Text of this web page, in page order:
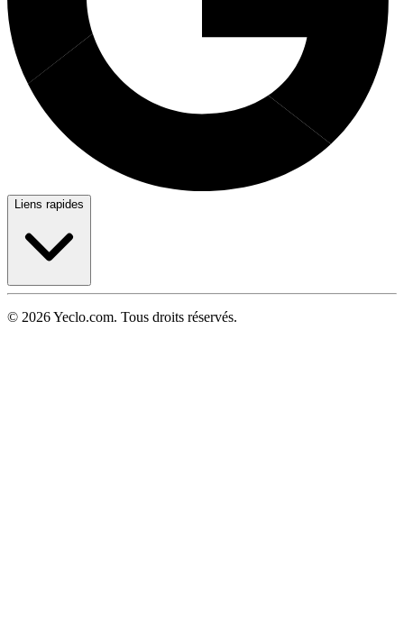
Liens rapides
© 2026 Yeclo.com. Tous droits réservés.